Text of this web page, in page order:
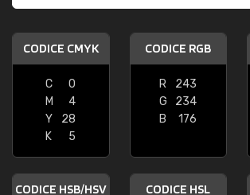
CODICE CMYK
C
0
M
4
Y
28
K
5
CODICE RGB
R
243
G
234
B
176
CODICE HSB/HSV CODICE HSL